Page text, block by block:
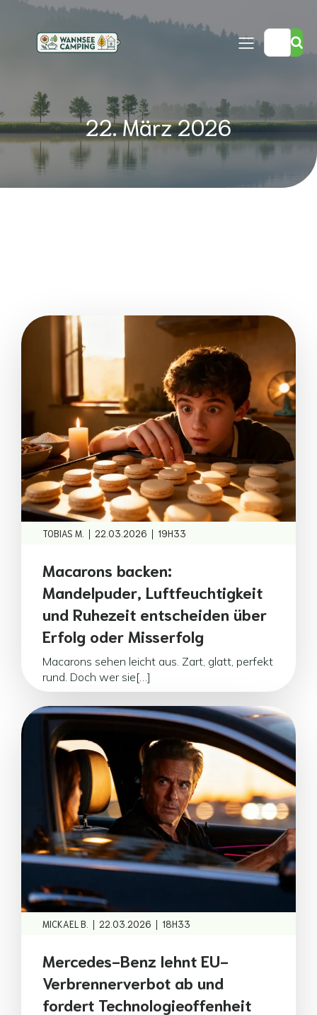
22. März 2026
TOBIAS M. | 22.03.2026 | 19H33
Macarons backen:
Mandelpuder, Luftfeuchtigkeit
und Ruhezeit entscheiden über
Erfolg oder Misserfolg
Macarons sehen leicht aus. Zart, glatt, perfekt
rund. Doch wer sie[…]
MICKAEL B. | 22.03.2026 | 18H33
Mercedes-Benz lehnt EU-
Verbrennerverbot ab und
fordert Technologieoffenheit